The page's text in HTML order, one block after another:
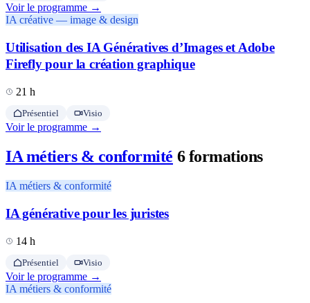
Voir le programme →
IA créative — image & design
Utilisation des IA Génératives d’Images et Adobe
Firefly pour la création graphique
21 h
Présentiel Visio
Voir le programme →
IA métiers & conformité 6 formations
IA métiers & conformité
IA générative pour les juristes
14 h
Présentiel Visio
Voir le programme →
IA métiers & conformité